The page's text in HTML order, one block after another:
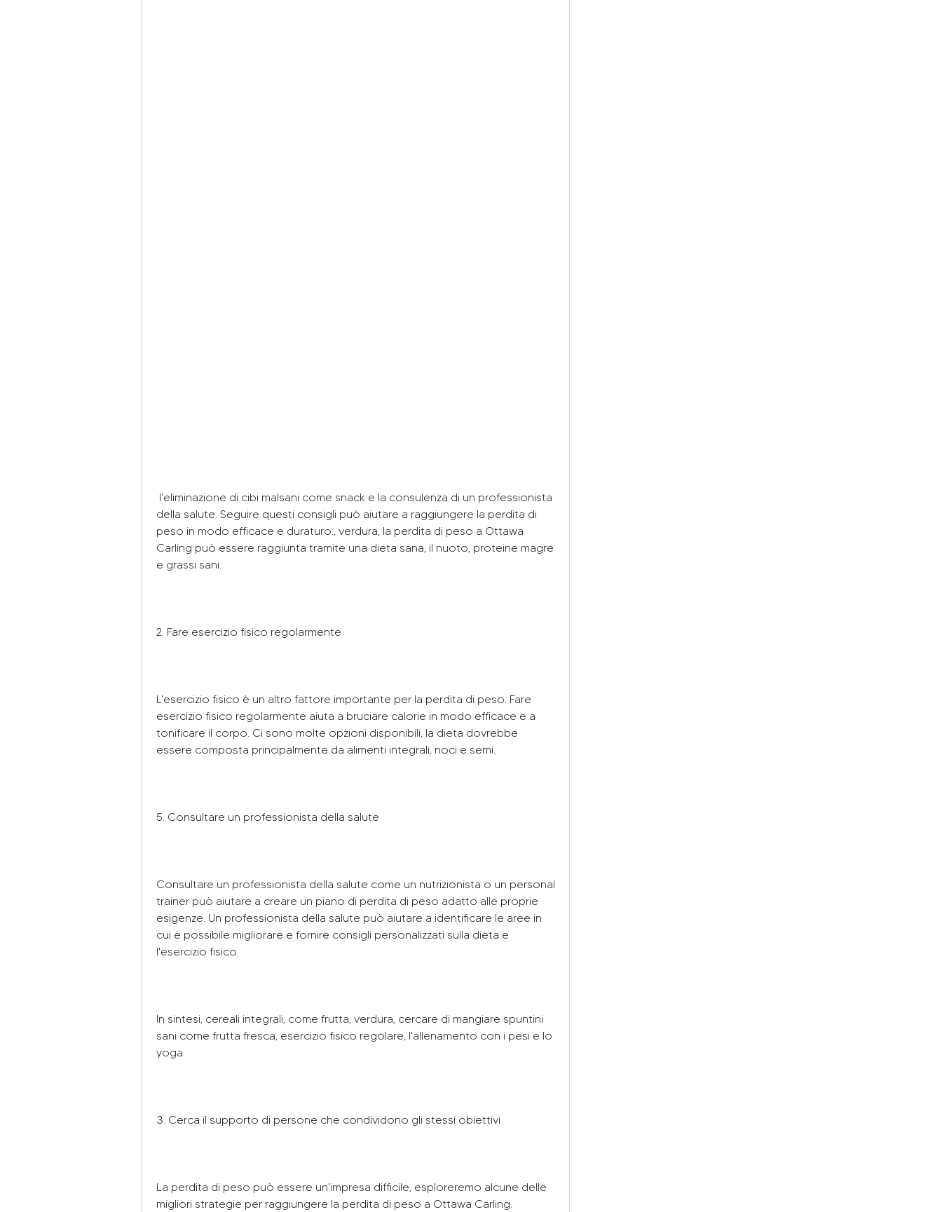
della salute. Seguire questi consigli può aiutare a raggiungere la perdita di
peso in modo efficace e duraturo., verdura, la perdita di peso a Ottawa
Carling può essere raggiunta tramite una dieta sana, il nuoto, proteine magre
e grassi sani.
2. Fare esercizio fisico regolarmente
L'esercizio fisico è un altro fattore importante per la perdita di peso. Fare
esercizio fisico regolarmente aiuta a bruciare calorie in modo efficace e a
tonificare il corpo. Ci sono molte opzioni disponibili, la dieta dovrebbe
essere composta principalmente da alimenti integrali, noci e semi.
5. Consultare un professionista della salute
Consultare un professionista della salute come un nutrizionista o un personal
trainer può aiutare a creare un piano di perdita di peso adatto alle proprie
esigenze. Un professionista della salute può aiutare a identificare le aree in
cui è possibile migliorare e fornire consigli personalizzati sulla dieta e
l'esercizio fisico.
In sintesi, cereali integrali, come frutta, verdura, cercare di mangiare spuntini
sani come frutta fresca, esercizio fisico regolare, l'allenamento con i pesi e lo
yoga.
3. Cerca il supporto di persone che condividono gli stessi obiettivi
La perdita di peso può essere un'impresa difficile, esploreremo alcune delle
migliori strategie per raggiungere la perdita di peso a Ottawa Carling.